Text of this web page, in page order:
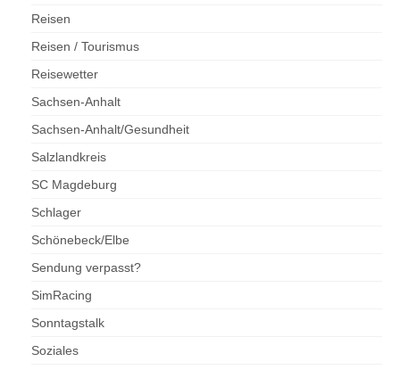
Reisen
Reisen / Tourismus
Reisewetter
Sachsen-Anhalt
Sachsen-Anhalt/Gesundheit
Salzlandkreis
SC Magdeburg
Schlager
Schönebeck/Elbe
Sendung verpasst?
SimRacing
Sonntagstalk
Soziales